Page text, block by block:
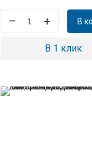
– + В
В 1 клик